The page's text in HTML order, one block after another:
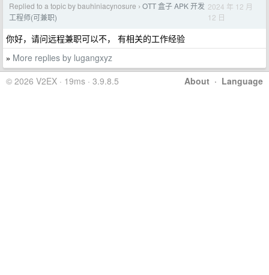
Replied to a topic by bauhiniacynosure › OTT 盒子 APK 开发
工程师(可兼职)
2024 年 12 月
12 日
你好，请问远程兼职可以不， 有相关的工作经验
» More replies by lugangxyz
About · Language
© 2026 V2EX · 19ms · 3.9.8.5